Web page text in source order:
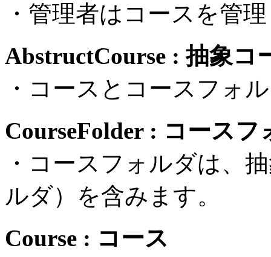
・管理者はコースを管
AbstructCourse : 抽象コ
・コースとコースフォ
CourseFolder : コースフ
・コースフォルダは、
ルダ）を含みます。
Course : コース